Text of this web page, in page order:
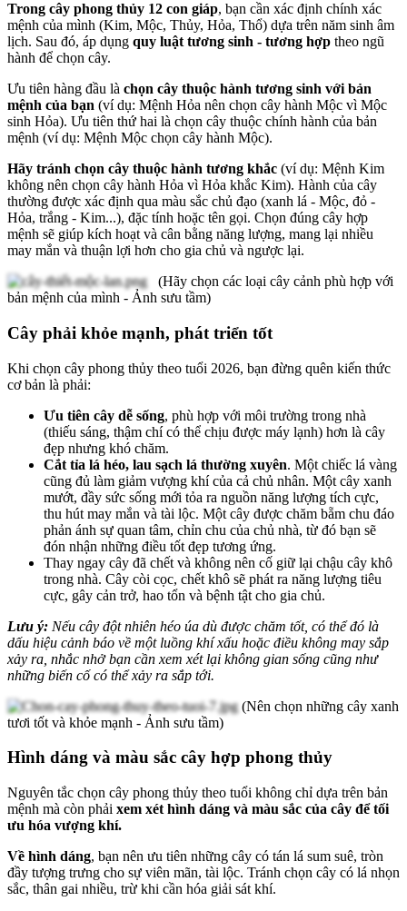
Trong cây phong thủy 12 con giáp, bạn cần xác định chính xác
mệnh của mình (Kim, Mộc, Thủy, Hỏa, Thổ) dựa trên năm sinh âm
lịch. Sau đó, áp dụng quy luật tương sinh - tương hợp theo ngũ
hành để chọn cây.
Ưu tiên hàng đầu là chọn cây thuộc hành tương sinh với bản
mệnh của bạn (ví dụ: Mệnh Hỏa nên chọn cây hành Mộc vì Mộc
sinh Hỏa). Ưu tiên thứ hai là chọn cây thuộc chính hành của bản
mệnh (ví dụ: Mệnh Mộc chọn cây hành Mộc).
Hãy tránh chọn cây thuộc hành tương khắc (ví dụ: Mệnh Kim
không nên chọn cây hành Hỏa vì Hỏa khắc Kim). Hành của cây
thường được xác định qua màu sắc chủ đạo (xanh lá - Mộc, đỏ -
Hỏa, trắng - Kim...), đặc tính hoặc tên gọi. Chọn đúng cây hợp
mệnh sẽ giúp kích hoạt và cân bằng năng lượng, mang lại nhiều
may mắn và thuận lợi hơn cho gia chủ và ngược lại.
(Hãy chọn các loại cây cảnh phù hợp với
bản mệnh của mình - Ảnh sưu tầm)
Cây phải khỏe mạnh, phát triển tốt
Khi chọn cây phong thủy theo tuổi 2026, bạn đừng quên kiến thức
cơ bản là phải:
Ưu tiên cây dễ sống, phù hợp với môi trường trong nhà
(thiếu sáng, thậm chí có thể chịu được máy lạnh) hơn là cây
đẹp nhưng khó chăm.
Cắt tỉa lá héo, lau sạch lá thường xuyên. Một chiếc lá vàng
cũng đủ làm giảm vượng khí của cả chủ nhân. Một cây xanh
mướt, đầy sức sống mới tỏa ra nguồn năng lượng tích cực,
thu hút may mắn và tài lộc. Một cây được chăm bẵm chu đáo
phản ánh sự quan tâm, chỉn chu của chủ nhà, từ đó bạn sẽ
đón nhận những điều tốt đẹp tương ứng.
Thay ngay cây đã chết và không nên cố giữ lại chậu cây khô
trong nhà. Cây còi cọc, chết khô sẽ phát ra năng lượng tiêu
cực, gây cản trở, hao tổn và bệnh tật cho gia chủ.
Lưu ý: Nếu cây đột nhiên héo úa dù được chăm tốt, có thể đó là
dấu hiệu cảnh báo về một luồng khí xấu hoặc điều không may sắp
xảy ra, nhắc nhở bạn cần xem xét lại không gian sống cũng như
những biến cố có thể xảy ra sắp tới.
(Nên chọn những cây xanh
tươi tốt và khỏe mạnh - Ảnh sưu tầm)
Hình dáng và màu sắc cây hợp phong thủy
Nguyên tắc chọn cây phong thủy theo tuổi không chỉ dựa trên bản
mệnh mà còn phải xem xét hình dáng và màu sắc của cây để tối
ưu hóa vượng khí.
Về hình dáng, bạn nên ưu tiên những cây có tán lá sum suê, tròn
đầy tượng trưng cho sự viên mãn, tài lộc. Tránh chọn cây có lá nhọn
sắc, thân gai nhiều, trừ khi cần hóa giải sát khí.